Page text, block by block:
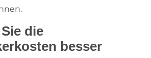
die
besser